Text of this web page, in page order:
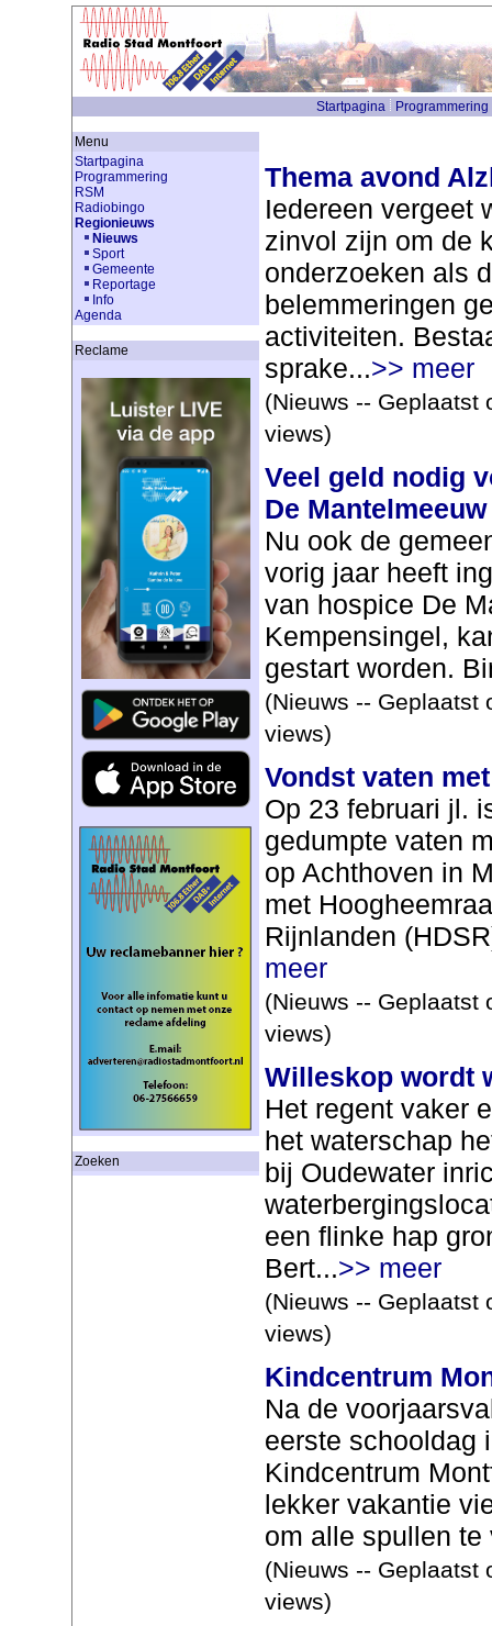
Startpagina Programmering
Menu
Startpagina
Programmering
RSM
Radiobingo
Regionieuws
Nieuws
Sport
Gemeente
Reportage
Info
Agenda
Reclame
Zoeken
Thema avond
Iedereen vergeet
zinvol zijn om de
onderzoeken als
belemmeringen
activiteiten.
sprake...>> meer
(Nieuws -- Geplaatst
views)
Veel geld nodig
De Mantelmeeuw
Nu ook de
vorig jaar heeft
van hospice De
Kempensingel,
gestart worden.
(Nieuws -- Geplaatst
views)
Vondst vaten
Op 23 februari jl.
gedumpte vaten
op Achthoven in
met
Rijnlanden
meer
(Nieuws -- Geplaatst
views)
Willeskop wordt
Het regent vaker
het waterschap
bij Oudewater
een flinke hap
Bert...>> meer
(Nieuws -- Geplaatst
views)
Kindcentrum
Na de
eerste schooldag
Kindcentrum
lekker vakantie
om alle spullen te
(Nieuws -- Geplaatst
views)